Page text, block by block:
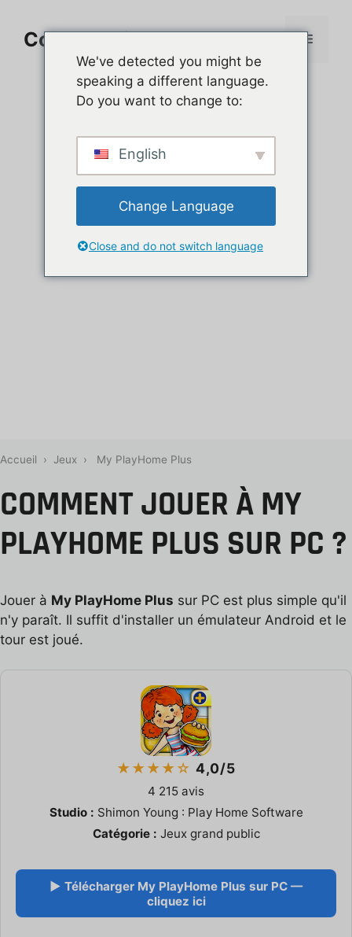
contenuComment jouer sur PC Menu
Accueil › Jeux › My PlayHome Plus
COMMENT JOUER À MY
PLAYHOME PLUS SUR PC ?
Jouer à My PlayHome Plus sur PC est plus simple qu'il
n'y paraît. Il suffit d'installer un émulateur Android et le
tour est joué.
★★★★☆ 4,0/5
4 215 avis
Studio : Shimon Young : Play Home Software
Catégorie : Jeux grand public
▶ Télécharger My PlayHome Plus sur PC —
cliquez ici
We've detected you might be
speaking a different language.
Do you want to change to:
English
Change Language
Close and do not switch language